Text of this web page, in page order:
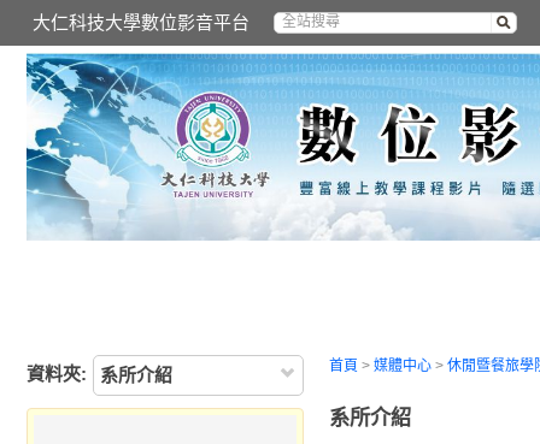
大仁科技大學數位影音平台
資料夾: 系所介紹 首頁 > 媒體中心 > 休閒暨餐旅學
系所介紹